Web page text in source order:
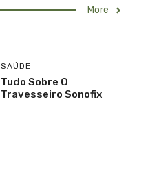
More
SAÚDE
Tudo Sobre O
Travesseiro Sonofix